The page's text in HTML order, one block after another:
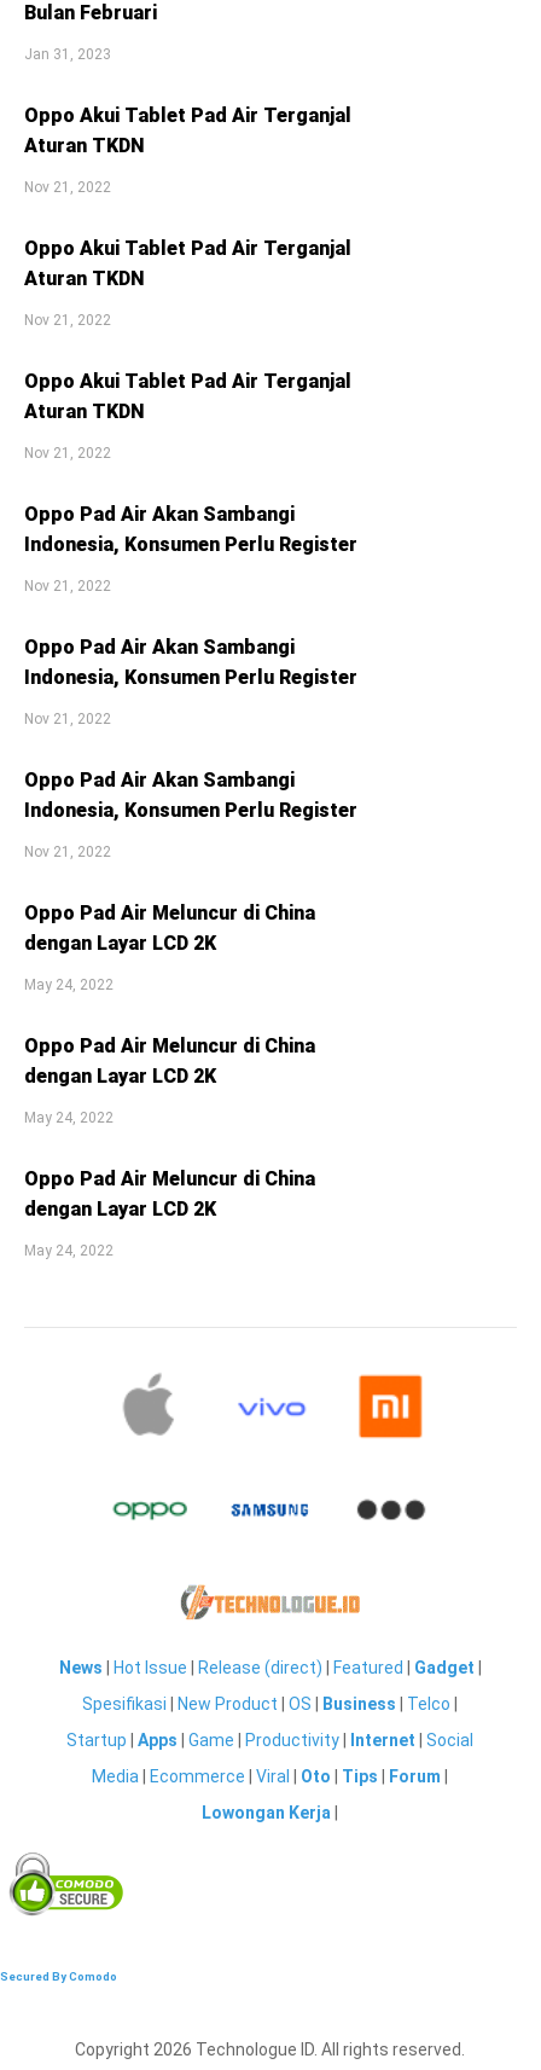
Bulan Februari
Jan 31, 2023
Oppo Akui Tablet Pad Air Terganjal
Aturan TKDN
Nov 21, 2022
Oppo Akui Tablet Pad Air Terganjal
Aturan TKDN
Nov 21, 2022
Oppo Akui Tablet Pad Air Terganjal
Aturan TKDN
Nov 21, 2022
Oppo Pad Air Akan Sambangi
Indonesia, Konsumen Perlu Register
Nov 21, 2022
Oppo Pad Air Akan Sambangi
Indonesia, Konsumen Perlu Register
Nov 21, 2022
Oppo Pad Air Akan Sambangi
Indonesia, Konsumen Perlu Register
Nov 21, 2022
Oppo Pad Air Meluncur di China
dengan Layar LCD 2K
May 24, 2022
Oppo Pad Air Meluncur di China
dengan Layar LCD 2K
May 24, 2022
Oppo Pad Air Meluncur di China
dengan Layar LCD 2K
May 24, 2022
News Hot Issue Release (direct) Featured Gadget
Spesifikasi
New Product |OS Business Telco
Startup |Apps |Game Productivity Internet |Social
Media
Ecommerce |Viral Oto Tips Forum
Lowongan Kerja
Secured By Comodo
Copyright 2026 Technologue ID. All rights reserved.